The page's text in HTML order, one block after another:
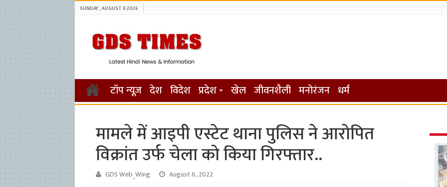
SUNDAY , AUGUST 9 2026
टॉप न्यूज़ देश विदेश प्रदेश खेल जीवनशैली मनोरंजन धर्म
मामले में आइपी एस्टेट थाना पुलिस ने आरोपित
विक्रांत उर्फ चेला को किया गिरफ्तार..
GDS Web_Wing August 6, 2022